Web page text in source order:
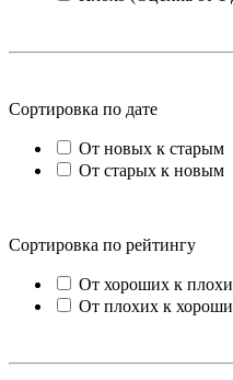
Сортировка по дате
От новых к старым
От старых к новым
Сортировка по рейтингу
От хороших к
От плохих к